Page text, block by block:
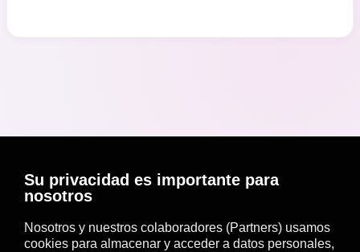
Su privacidad es importante para
nosotros
Nosotros y nuestros colaboradores (Partners) usamos
cookies para almacenar y acceder a datos personales,